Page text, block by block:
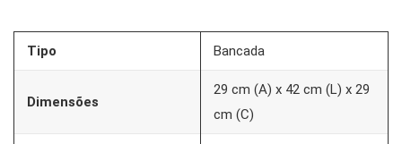
Tipo Bancada
Dimensões
29 cm (A) x 42 cm (L) x 29
cm (C)